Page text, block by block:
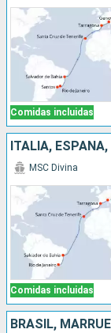
Comidas incluidas
ITALIA,
Comidas incluidas
MSC Divina
BRASIL,